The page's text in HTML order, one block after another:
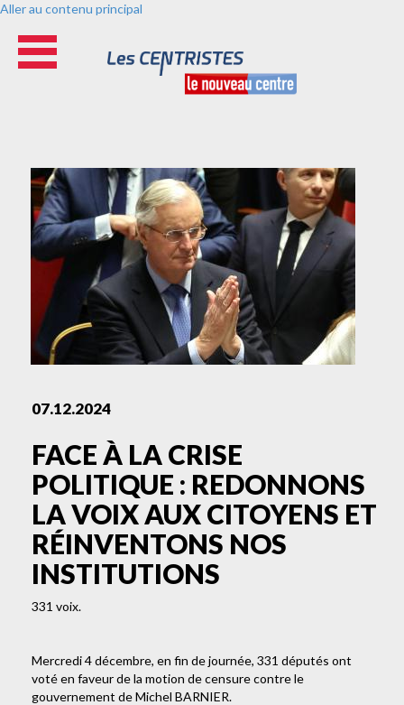
Aller au contenu principal
07.12.2024
FACE À LA CRISE
POLITIQUE : REDONNONS
LA VOIX AUX CITOYENS ET
RÉINVENTONS NOS
INSTITUTIONS
331 voix.
Mercredi 4 décembre, en fin de journée, 331 députés ont
voté en faveur de la motion de censure contre le
gouvernement de Michel BARNIER.